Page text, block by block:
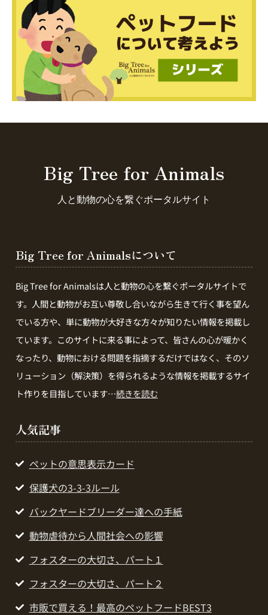
Big Tree for Animals
人と動物の心を繋ぐポータルサイト
Big Tree for Animalsについて
Big Tree for Animalsは人と動物の心を繋ぐポータルサイトで
す。人間と動物がお互い尊敬し合いながら生きて行く事を望ん
でいる方や、単に動物が大好きな方々が知りたい情報を掲載し
ています。このサイトに来る事によって、皆さんの心が暖かく
なったり、動物における問題を指摘するだけではなく、そのソ
リューション（解決策）を得られるような情報を掲載するサイ
ト作りを目指しています…続きを読む
人気記事
ペットの意思表示カード
保護犬の3-3-3ルール
バックヤードブリーダー達への手紙
動物虐待から人間社会への影響
フォスターの大切さ、パート１
フォスターの大切さ、パート２
市販で買える！最高のペットフードBEST3